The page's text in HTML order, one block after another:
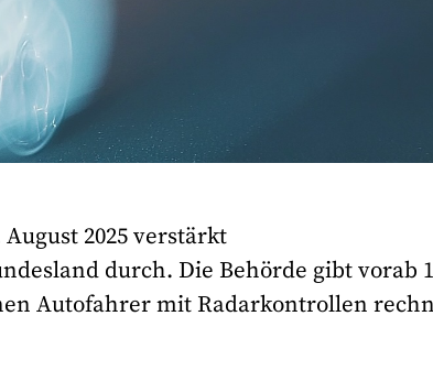
2025 verstärkt
durch. Die Behörde gibt vorab
Autofahrer mit Radarkontrollen